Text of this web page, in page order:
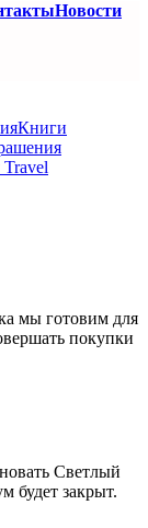
Новости
Книги
мы готовим для
покупки
Светлый
будет закрыт.